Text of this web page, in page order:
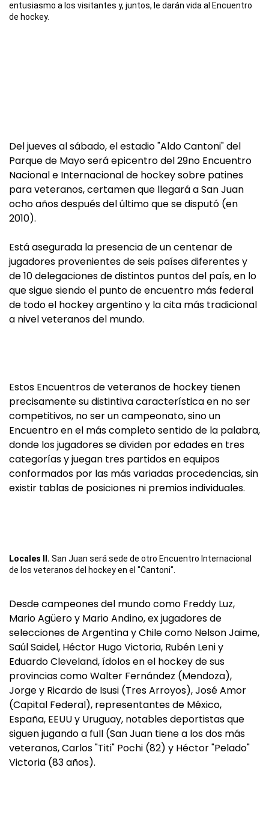
entusiasmo a los visitantes y, juntos, le darán vida al Encuentro
de hockey.
Del jueves al sábado, el estadio "Aldo Cantoni" del
Parque de Mayo será epicentro del 29no Encuentro
Nacional e Internacional de hockey sobre patines
para veteranos, certamen que llegará a San Juan
ocho años después del último que se disputó (en
2010).
Está asegurada la presencia de un centenar de
jugadores provenientes de seis países diferentes y
de 10 delegaciones de distintos puntos del país, en lo
que sigue siendo el punto de encuentro más federal
de todo el hockey argentino y la cita más tradicional
a nivel veteranos del mundo.
Estos Encuentros de veteranos de hockey tienen
precisamente su distintiva característica en no ser
competitivos, no ser un campeonato, sino un
Encuentro en el más completo sentido de la palabra,
donde los jugadores se dividen por edades en tres
categorías y juegan tres partidos en equipos
conformados por las más variadas procedencias, sin
existir tablas de posiciones ni premios individuales.
Locales II. San Juan será sede de otro Encuentro Internacional
de los veteranos del hockey en el "Cantoni".
Desde campeones del mundo como Freddy Luz,
Mario Agüero y Mario Andino, ex jugadores de
selecciones de Argentina y Chile como Nelson Jaime,
Saúl Saidel, Héctor Hugo Victoria, Rubén Leni y
Eduardo Cleveland, ídolos en el hockey de sus
provincias como Walter Fernández (Mendoza),
Jorge y Ricardo de Isusi (Tres Arroyos), José Amor
(Capital Federal), representantes de México,
España, EEUU y Uruguay, notables deportistas que
siguen jugando a full (San Juan tiene a los dos más
veteranos, Carlos "Titi" Pochi (82) y Héctor "Pelado"
Victoria (83 años).